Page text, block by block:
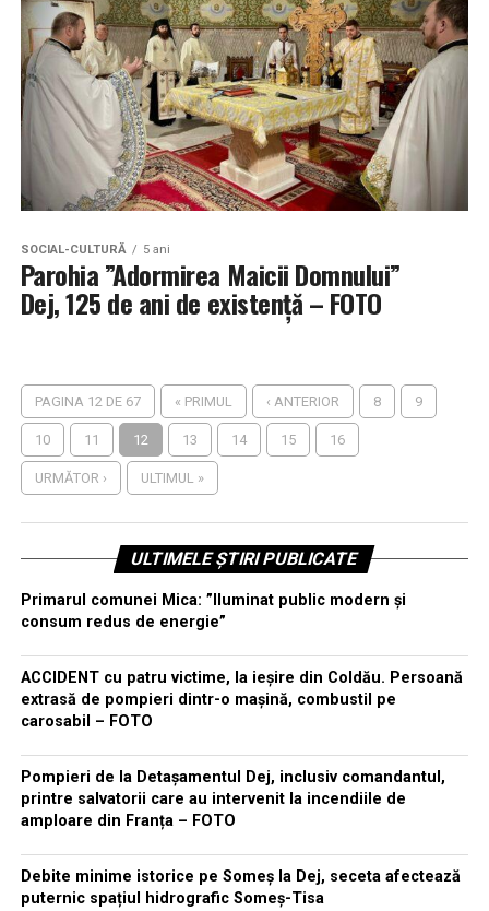
SOCIAL-CULTURĂ 5 ani
Parohia ”Adormirea Maicii Domnului”
Dej, 125 de ani de existență – FOTO
PAGINA 12 DE 67 « PRIMUL ‹ ANTERIOR 8 9
10 11 12 13 14 15 16
URMĂTOR › ULTIMUL »
ULTIMELE ȘTIRI PUBLICATE
Primarul comunei Mica: ”Iluminat public modern și
consum redus de energie”
ACCIDENT cu patru victime, la ieșire din Coldău. Persoană
extrasă de pompieri dintr-o mașină, combustil pe
carosabil – FOTO
Pompieri de la Detașamentul Dej, inclusiv comandantul,
printre salvatorii care au intervenit la incendiile de
amploare din Franța – FOTO
Debite minime istorice pe Someș la Dej, seceta afectează
puternic spațiul hidrografic Someș-Tisa